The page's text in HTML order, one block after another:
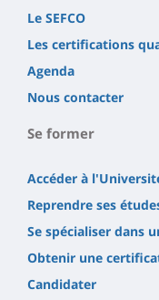
Le SEFCO
Les certifications
Agenda
Nous contacter
Se former
Accéder à
Reprendre ses
Se spécialiser dans
Obtenir une
Candidater